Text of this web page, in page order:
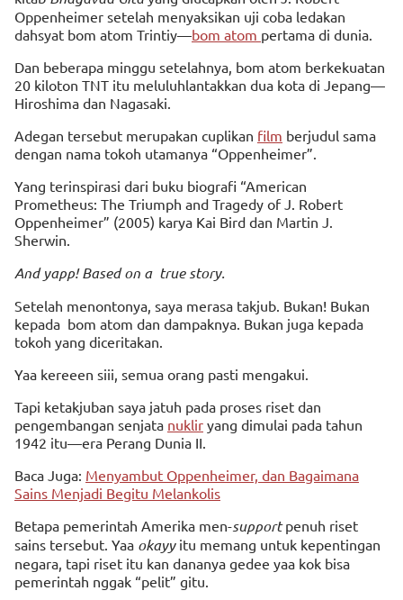
Oppenheimer setelah menyaksikan uji coba ledakan
dahsyat bom atom Trintiy—bom atom pertama di dunia.
Dan beberapa minggu setelahnya, bom atom berkekuatan
20 kiloton TNT itu meluluhlantakkan dua kota di Jepang—
Hiroshima dan Nagasaki.
Adegan tersebut merupakan cuplikan film berjudul sama
dengan nama tokoh utamanya “Oppenheimer”.
Yang terinspirasi dari buku biografi “American
Prometheus: The Triumph and Tragedy of J. Robert
Oppenheimer” (2005) karya Kai Bird dan Martin J.
Sherwin.
And yapp! Based on a true story.
Setelah menontonya, saya merasa takjub. Bukan! Bukan
kepada bom atom dan dampaknya. Bukan juga kepada
tokoh yang diceritakan.
Yaa kereeen siii, semua orang pasti mengakui.
Tapi ketakjuban saya jatuh pada proses riset dan
pengembangan senjata nuklir yang dimulai pada tahun
1942 itu—era Perang Dunia II.
Baca Juga: Menyambut Oppenheimer, dan Bagaimana
Sains Menjadi Begitu Melankolis
Betapa pemerintah Amerika men-supportpenuh riset
sains tersebut. Yaa okayyitu memang untuk kepentingan
negara, tapi riset itu kan dananya gedee yaa kok bisa
pemerintah nggak “pelit” gitu.